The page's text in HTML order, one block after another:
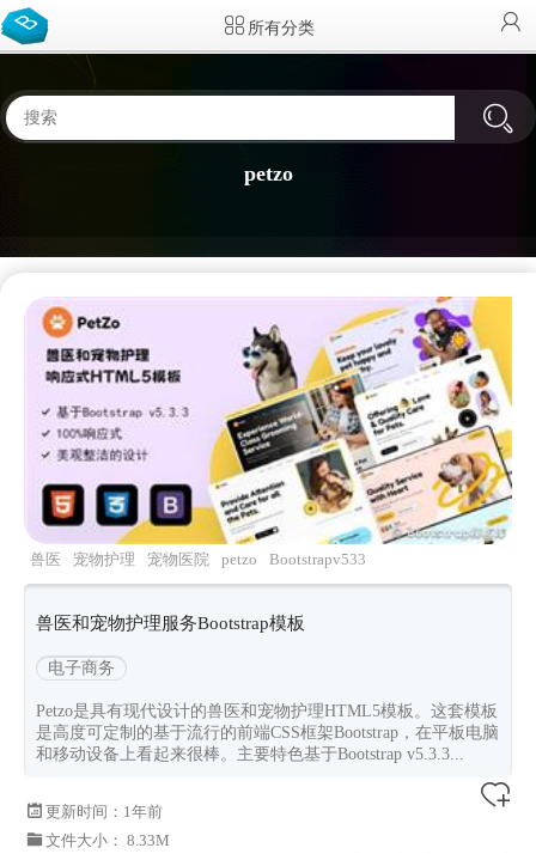
所有分类
petzo
兽医 宠物护理 宠物医院 petzo Bootstrapv533
兽医和宠物护理服务Bootstrap模板
电子商务
Petzo是具有现代设计的兽医和宠物护理HTML5模板。这套模板
是高度可定制的基于流行的前端CSS框架Bootstrap，在平板电脑
和移动设备上看起来很棒。主要特色基于Bootstrap v5.3.3...
更新时间： 1年前
文件大小： 8.33M